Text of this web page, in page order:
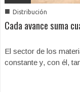
■ Distribución
Cada avance suma
El sector de los
constante y, con él,